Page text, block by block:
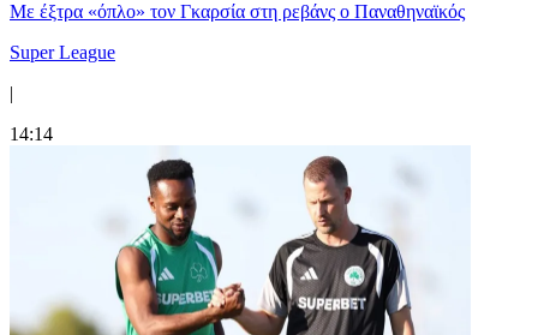
Mε έξτρα «όπλο» τον Γκαρσία στη ρεβάνς ο Παναθηναϊκός
Super League
|
14:14